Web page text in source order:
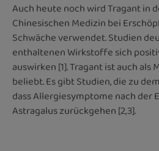
Auch heute noch wird Tragant in
Chinesischen Medizin bei
Schwäche verwendet. Studien
enthaltenen Wirkstoffe sich
auswirken [1]. Tragant ist auch
beliebt. Es gibt Studien, die zu
dass Allergiesymptome nach der
Astragalus zurückgehen [2,3].